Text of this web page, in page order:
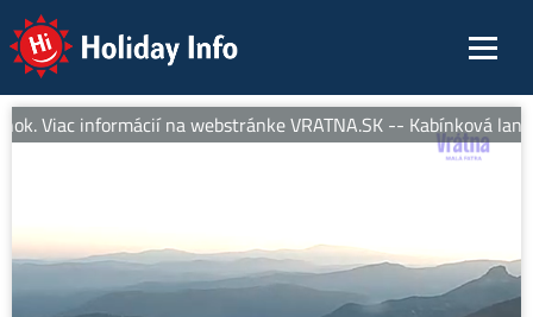
Holiday Info
Viac informácií na webstránke VRATNA.SK -- Kabínková